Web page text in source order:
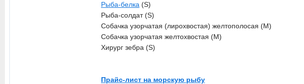
Рыба-белка (S)
Рыба-солдат (S)
Собачка узорчатая (лирохвостая) желтополосая (M)
Собачка узорчатая желтохвостая (M)
Хирург зебра (S)
Прайс-лист на морскую рыбу